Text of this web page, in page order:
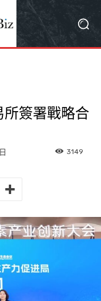
簽署戰略合
3149